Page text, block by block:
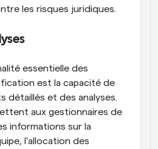
les risques juridiques.
essentielle des
est la capacité de
détaillés et des analyses.
aux gestionnaires de
informations sur la
l'allocation des